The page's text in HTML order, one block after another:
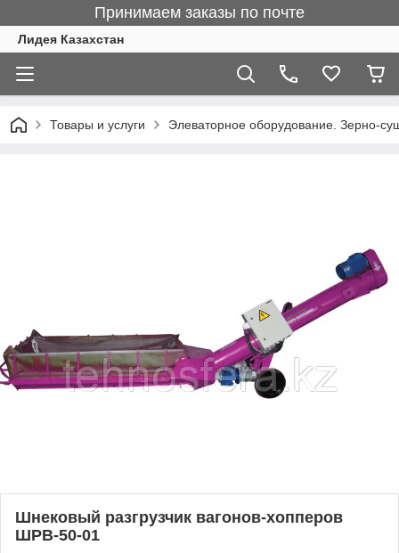
Принимаем заказы по почте
Лидея Казахстан
Товары и услуги Элеваторное оборудование. Зерно-
Шнековый разгрузчик вагонов-хопперов
ШРВ-50-01